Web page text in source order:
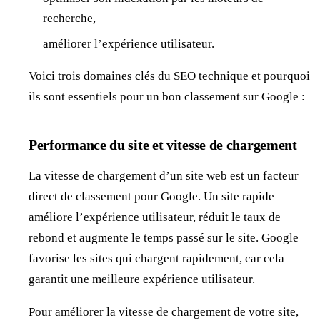
recherche,
améliorer l’expérience utilisateur.
Voici trois domaines clés du SEO technique et pourquoi
ils sont essentiels pour un bon classement sur Google :
Performance du site et vitesse de chargement
La vitesse de chargement d’un site web est un facteur
direct de classement pour Google. Un site rapide
améliore l’expérience utilisateur, réduit le taux de
rebond et augmente le temps passé sur le site. Google
favorise les sites qui chargent rapidement, car cela
garantit une meilleure expérience utilisateur.
Pour améliorer la vitesse de chargement de votre site,